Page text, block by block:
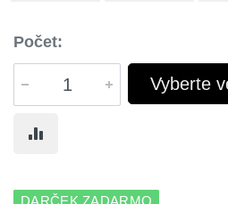
Počet:
Vyberte
DARČEK ZADARMO